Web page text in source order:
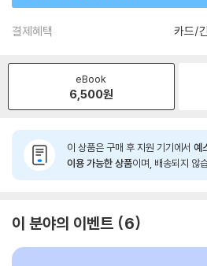
결제혜택 카드/
eBook
6,500원
이 상품은 구매 후 지원 기기에서 예
이용 가능한 상품이며, 배송되지 않
이 분야의 이벤트 6